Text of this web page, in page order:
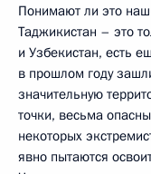
Понимают ли это
Таджикистан – это
и Узбекистан, есть
в прошлом году
значительную
точки, весьма
некоторых
явно пытаются